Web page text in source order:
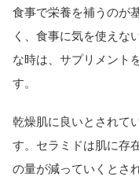
食事で栄養を補うのが
く、食事に気を使えな
な時は、サプリメント
す。
乾燥肌に良いとされて
す。セラミドは肌に存
の量が減っていくとさ